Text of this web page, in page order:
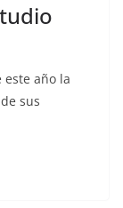
año la
sus